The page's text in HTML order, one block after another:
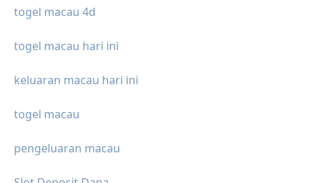
togel macau 4d
togel macau hari ini
keluaran macau hari ini
togel macau
pengeluaran macau